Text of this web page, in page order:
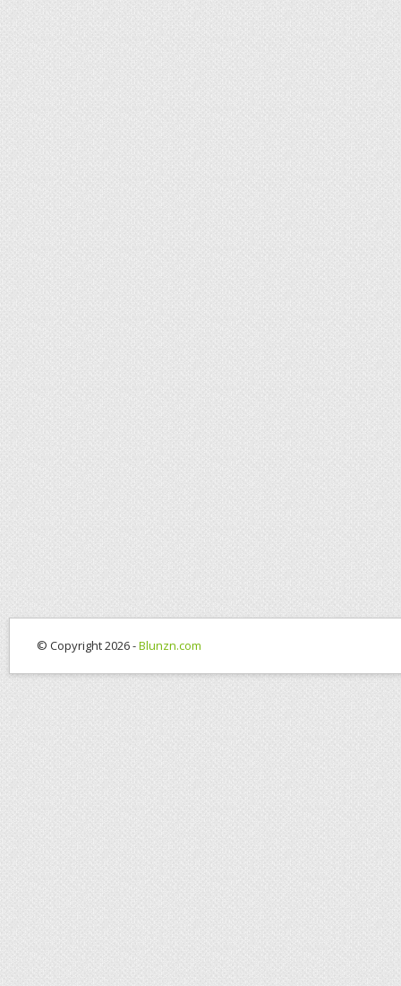
© Copyright 2026 -Blunzn.com